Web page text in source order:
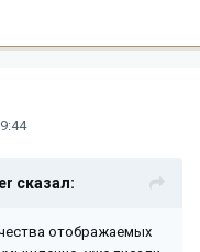
сказал:
отображаемых